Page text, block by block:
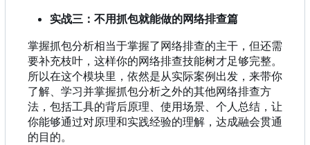
实战三：不用抓包就能做的网络排查篇
掌握抓包分析相当于掌握了网络排查的主干，但还需
要补充枝叶，这样你的网络排查技能树才足够完整。
所以在这个模块里，依然是从实际案例出发，来带你
了解、学习并掌握抓包分析之外的其他网络排查方
法，包括工具的背后原理、使用场景、个人总结，让
你能够通过对原理和实践经验的理解，达成融会贯通
的目的。